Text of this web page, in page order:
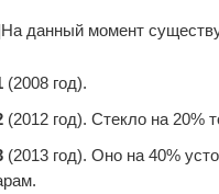
данный момент
(2008 год).
(2012 год). Стекло на 20%
(2013 год). Оно на 40%